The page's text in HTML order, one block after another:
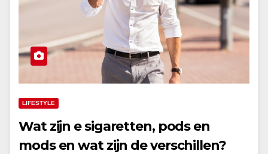
LIFESTYLE
Wat zijn e sigaretten, pods en
mods en wat zijn de verschillen?